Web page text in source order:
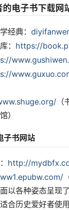
电子书下载网
经典：
： https://
）
子书网站
http://
以各种姿态呈现
合历史爱好者使用